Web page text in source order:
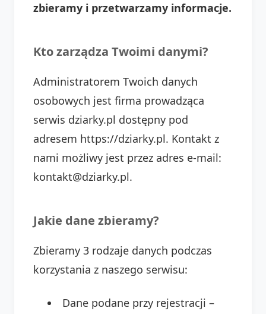
zbieramy i przetwarzamy informacje.
Kto zarządza Twoimi danymi?
Administratorem Twoich danych
osobowych jest firma prowadząca
serwis dziarky.pl dostępny pod
adresem https://dziarky.pl. Kontakt z
nami możliwy jest przez adres e-mail:
kontakt@dziarky.pl.
Jakie dane zbieramy?
Zbieramy 3 rodzaje danych podczas
korzystania z naszego serwisu:
Dane podane przy rejestracji –